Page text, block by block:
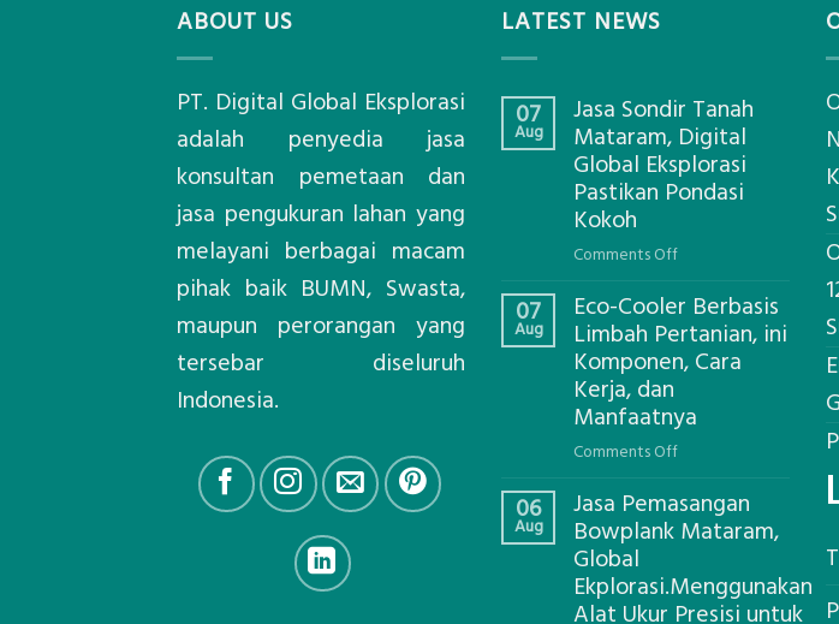
ABOUT US
PT. Digital Global Eksplorasi
adalah penyedia jasa
konsultan pemetaan dan
jasa pengukuran lahan yang
melayani berbagai macam
pihak baik BUMN, Swasta,
maupun perorangan yang
tersebar diseluruh
Indonesia.
LATEST NEWS
07
Aug
Jasa Sondir Tanah
Mataram, Digital
Global Eksplorasi
Pastikan Pondasi
Kokoh
Comments Offon
Sondir
Tanah
Mataram,
Global
Kokoh
07
Aug
Eco-Cooler Berbasis
Limbah Pertanian, ini
Komponen, Cara
Kerja, dan
Manfaatnya
Comments Offon
Cooler
Berbasis
Pertanian,
ini
06
Aug
Jasa Pemasangan
Bowplank Mataram,
Global
Ekplorasi.Menggunakan
Alat Ukur Presisi untuk